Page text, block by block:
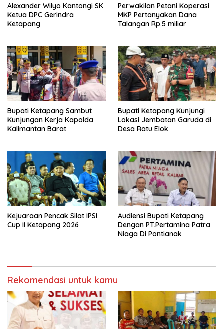
Alexander Wilyo Kantongi SK
Ketua DPC Gerindra
Ketapang
Perwakilan Petani Koperasi
MKP Pertanyakan Dana
Talangan Rp.5 miliar
Bupati Ketapang Sambut
Kunjungan Kerja Kapolda
Kalimantan Barat
Bupati Ketapang Kunjungi
Lokasi Jembatan Garuda di
Desa Ratu Elok
Kejuaraan Pencak Silat IPSI
Cup II Ketapang 2026
Audiensi Bupati Ketapang
Dengan PT.Pertamina Patra
Niaga Di Pontianak
Rekomendasi untuk kamu